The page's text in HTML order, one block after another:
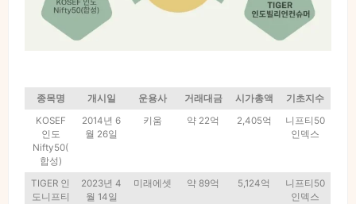
종목명 개시일 운용사 거래대금 시가총액
기초지수
KOSEF
인도
Nifty50(
합성)
2014년 6
월 26일
키움 약 22억 2,405억
니프티50
인덱스
TIGER 인
도니프티
2023년 4
월 14일
미래에셋 약 89억 5,124억
니프티50
인덱스